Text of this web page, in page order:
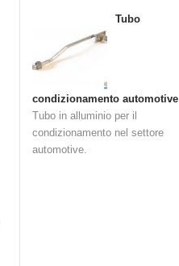
Tubo
condizionamento automotive
Tubo in alluminio per il
condizionamento nel settore
automotive.